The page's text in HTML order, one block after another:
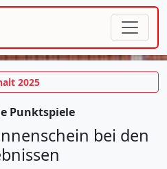
2025
Punktspiele
bei den